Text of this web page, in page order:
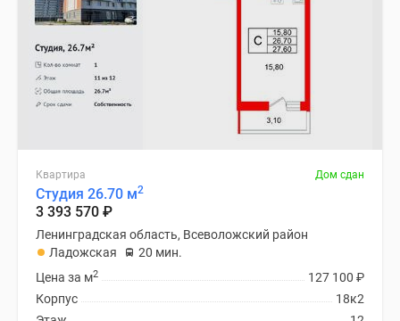
Квартира Дом сдан
Студия 26.70 м2
3 393 570 ₽
Ленинградская область, Всеволожский район
Ладожская
20 мин.
127 100 ₽
Цена за м2
18к2
Корпус